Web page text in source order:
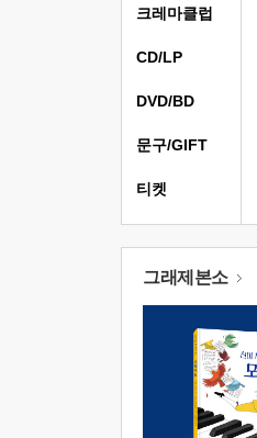
크레마클럽
CD/LP
DVD/BD
문구/GIFT
티켓
그래제본소